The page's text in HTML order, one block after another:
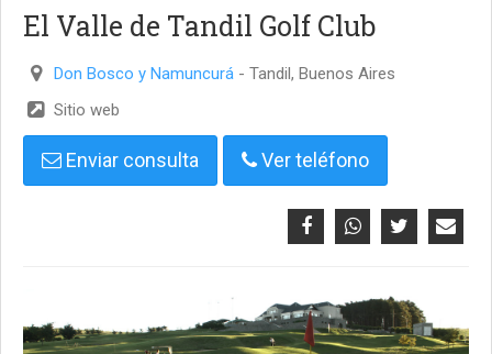
El Valle de Tandil Golf Club
Don Bosco y Namuncurá - Tandil, Buenos Aires
Sitio web
Enviar consulta Ver teléfono